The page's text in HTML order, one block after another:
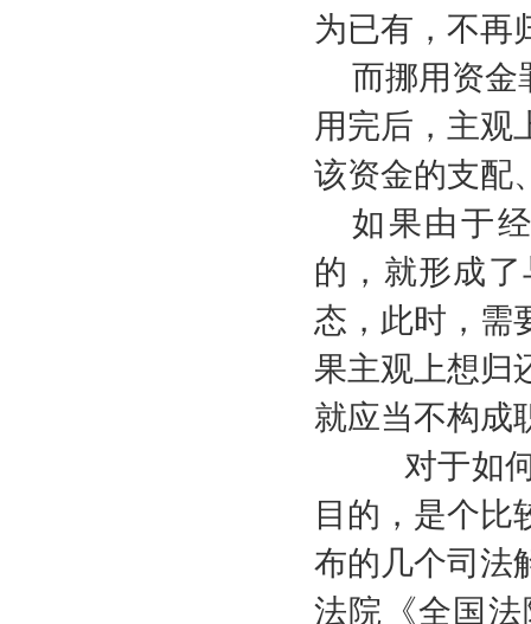
为已有，不再
而挪用资金
用完后，主观
该资金的支配
如果由于
的，就形成
态，此时，需
果主观上想归
就应当不构成
对于如
目的，是个比
布的几个司法
法院《全国